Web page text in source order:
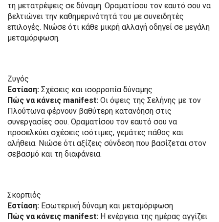
τη μετατρέψεις σε δύναμη. Οραματίσου τον εαυτό σου να
βελτιώνει την καθημερινότητά του με συνειδητές
επιλογές. Νιώσε ότι κάθε μικρή αλλαγή οδηγεί σε μεγάλη
μεταμόρφωση.
Ζυγός
Εστίαση: Σχέσεις και ισορροπία δύναμης
Πώς να κάνεις manifest: Οι όψεις της Σελήνης με τον
Πλούτωνα φέρνουν βαθύτερη κατανόηση στις
συνεργασίες σου. Οραματίσου τον εαυτό σου να
προσελκύει σχέσεις ισότιμες, γεμάτες πάθος και
αλήθεια. Νιώσε ότι αξίζεις σύνδεση που βασίζεται στον
σεβασμό και τη διαφάνεια.
Σκορπιός
Εστίαση: Εσωτερική δύναμη και μεταμόρφωση
Πώς να κάνεις manifest: Η ενέργεια της ημέρας αγγίζει